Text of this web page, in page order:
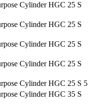
Cylinder HGC 25 S
Cylinder HGC 25 S
Cylinder HGC 25 S
Cylinder HGC 25 S
Cylinder HGC 25 S 5
Cylinder HGC 35 S